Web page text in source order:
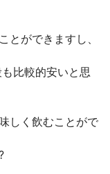
とができますし、
比較的安いと思
しく飲むことがで